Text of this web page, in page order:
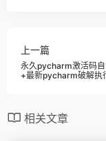
上一篇
永久pycharm激活码
+最新pycharm破解执
相关文章